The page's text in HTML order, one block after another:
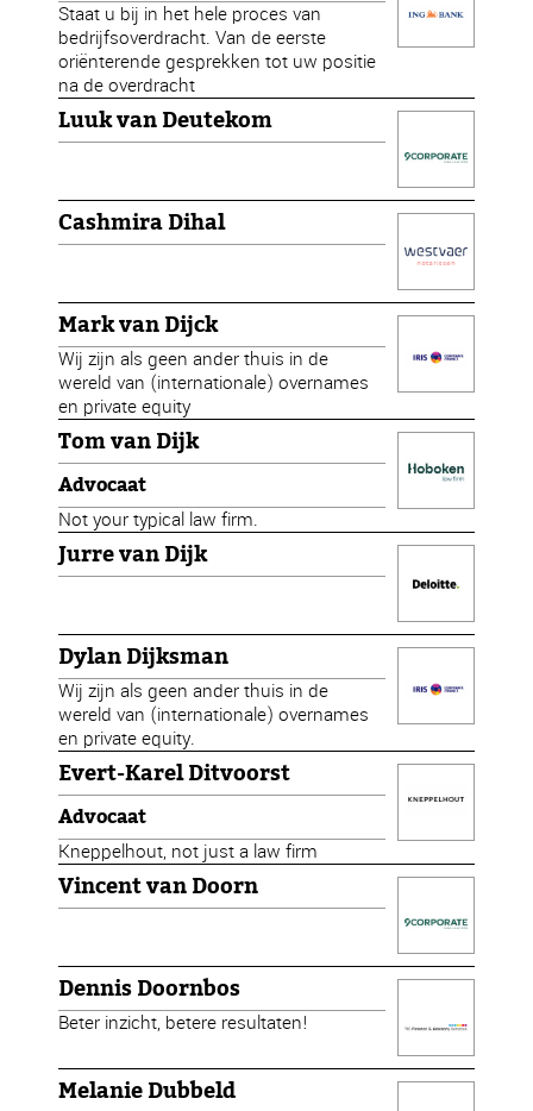
Staat u bij in het hele proces van
bedrijfsoverdracht. Van de eerste
oriënterende gesprekken tot uw positie
na de overdracht
Luuk van Deutekom
Cashmira Dihal
Mark van Dijck
Wij zijn als geen ander thuis in de
wereld van (internationale) overnames
en private equity
Tom van Dijk
Advocaat
Not your typical law firm.
Jurre van Dijk
Dylan Dijksman
Wij zijn als geen ander thuis in de
wereld van (internationale) overnames
en private equity.
Evert-Karel Ditvoorst
Advocaat
Kneppelhout, not just a law firm
Vincent van Doorn
Dennis Doornbos
Beter inzicht, betere resultaten!
Melanie Dubbeld